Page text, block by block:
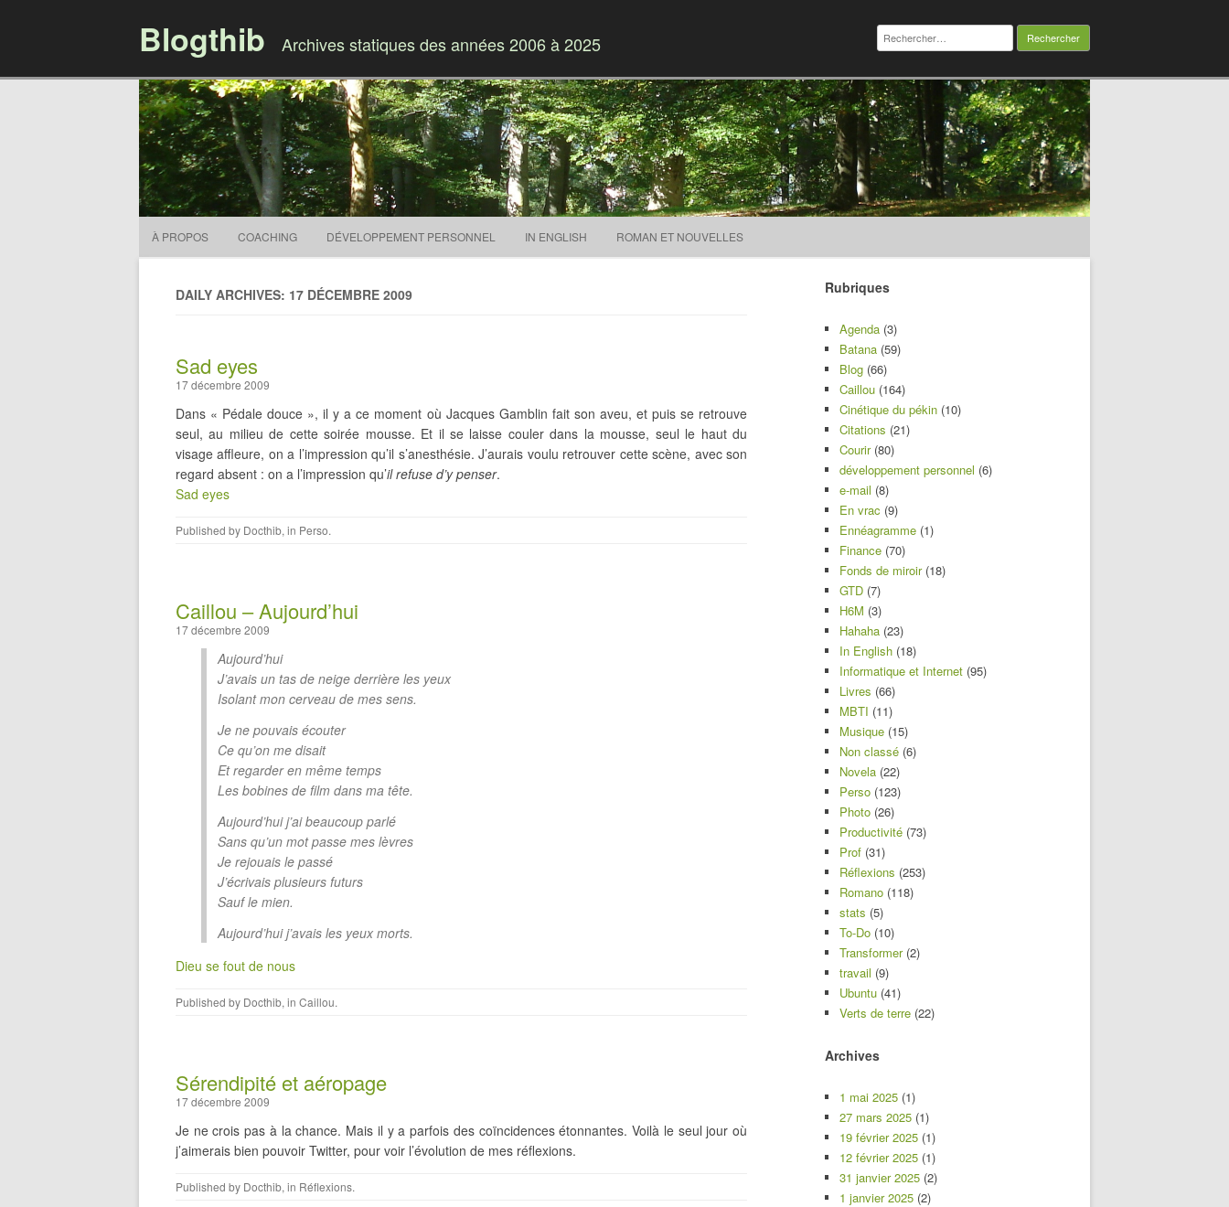
Blogthib Archives statiques des années 2006 à 2025
Rechercher :
À PROPOS COACHING DÉVELOPPEMENT PERSONNEL IN ENGLISH ROMAN ET NOUVELLES
DAILY ARCHIVES: 17 DÉCEMBRE 2009
Sad eyes
17 décembre 2009
Dans « Pédale douce », il y a ce moment où Jacques Gamblin fait son aveu, et puis se retrouve
seul, au milieu de cette soirée mousse. Et il se laisse couler dans la mousse, seul le haut du
visage affleure, on a l’impression qu’il s’anesthésie. J’aurais voulu retrouver cette scène, avec son
regard absent : on a l’impression qu’il refuse d’y penser.
Sad eyes
Published by Docthib, in Perso.
Caillou – Aujourd’hui
17 décembre 2009
Aujourd’hui
J’avais un tas de neige derrière les yeux
Isolant mon cerveau de mes sens.
Je ne pouvais écouter
Ce qu’on me disait
Et regarder en même temps
Les bobines de film dans ma tête.
Aujourd’hui j’ai beaucoup parlé
Sans qu’un mot passe mes lèvres
Je rejouais le passé
J’écrivais plusieurs futurs
Sauf le mien.
Aujourd’hui j’avais les yeux morts.
Dieu se fout de nous
Published by Docthib, in Caillou.
Sérendipité et aéropage
17 décembre 2009
Je ne crois pas à la chance. Mais il y a parfois des coïncidences étonnantes. Voilà le seul jour où
j’aimerais bien pouvoir Twitter, pour voir l’évolution de mes réflexions.
Published by Docthib, in Réflexions.
Rubriques
Agenda (3)
Batana (59)
Blog (66)
Caillou (164)
Cinétique du pékin (10)
Citations (21)
Courir(80)
développement personnel (6)
e-mail (8)
En vrac (9)
Ennéagramme (1)
Finance (70)
Fonds de miroir(18)
GTD (7)
H6M (3)
Hahaha (23)
In English (18)
Informatique et Internet (95)
Livres (66)
MBTI (11)
Musique (15)
Non classé (6)
Novela (22)
Perso (123)
Photo (26)
Productivité (73)
Prof (31)
Réflexions (253)
Romano (118)
stats (5)
To-Do (10)
Transformer(2)
travail (9)
Ubuntu (41)
Verts de terre (22)
Archives
1 mai 2025 (1)
27 mars 2025 (1)
19 février 2025 (1)
12 février 2025 (1)
31 janvier 2025 (2)
1 janvier 2025 (2)